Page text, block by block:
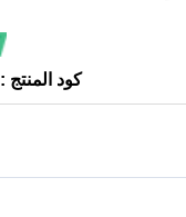
كود المنتج :